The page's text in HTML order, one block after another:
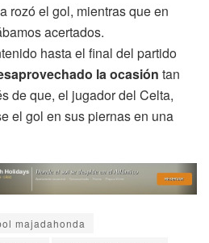
rozó el gol, mientras que en
acertados.
hasta el final del partido
la ocasión tan
de que, el jugador del Celta,
el gol en sus piernas en una
majadahonda